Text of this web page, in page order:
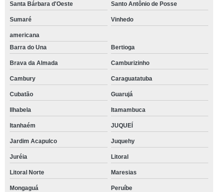
Santa Bárbara d'Oeste Santo Antônio de Posse
Sumaré Vinhedo
americana
Barra do Una
Bertioga
Brava da Almada Camburizinho
Cambury Caraguatatuba
Cubatão Guarujá
Ilhabela Itamambuca
Itanhaém JUQUEÍ
Jardim Acapulco Juquehy
Juréia Litoral
Litoral Norte Maresias
Mongaguá Peruíbe